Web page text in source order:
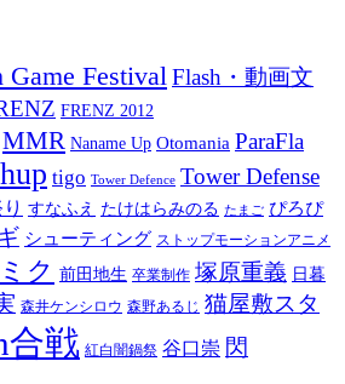
Game FestivalFlash・動画文
FRENZ 2012
MMR Naname Up Otomania ParaFla
tigo Tower Defence Tower Defense
すなふえ たけはらみのる たまご ぴろぴ
シューティング ストップモーションアニメ
ク 前田地生 卒業制作 塚原重義 日暮
森井ケンシロウ 森野あるじ 猫屋敷スタ
合戦 紅白闇鍋祭 谷口崇 閃